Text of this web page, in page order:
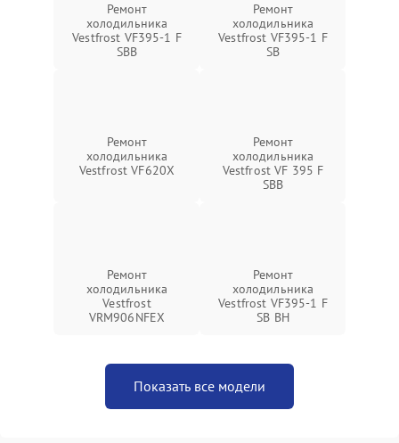
Ремонт
холодильника
Vestfrost VF395-1 F
SBB
Ремонт
холодильника
Vestfrost VF395-1 F
SB
Ремонт
холодильника
Vestfrost VF620X
Ремонт
холодильника
Vestfrost VF 395 F
SBB
Ремонт
холодильника
Vestfrost
VRM906NFEX
Ремонт
холодильника
Vestfrost VF395-1 F
SB BH
Показать все модели